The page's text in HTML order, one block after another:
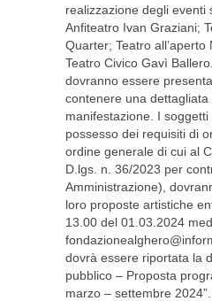
realizzazione degli eventi
Anfiteatro Ivan Graziani;
Quarter; Teatro
Teatro Civico Gavì
dovranno essere
contenere una dettagliata
manifestazione. I
possesso dei requisiti di
ordine generale di cui al
D.lgs. n. 36/2023 per
Amministrazione),
loro proposte artistiche
13.00 del 01.03.2024
dovrà essere riportata la
pubblico – Proposta
marzo – settembre